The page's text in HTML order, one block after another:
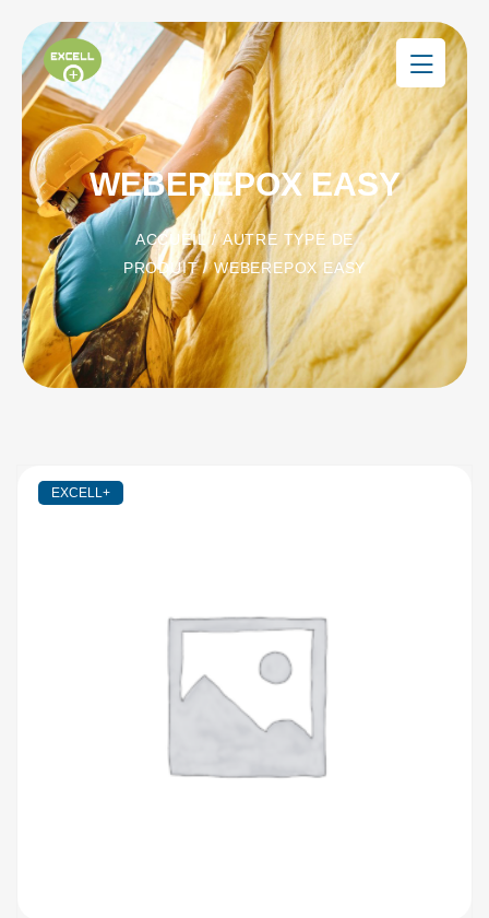
WEBEREPOX EASY
ACCUEIL /AUTRE TYPE DE
PRODUIT/ WEBEREPOX EASY
EXCELL+